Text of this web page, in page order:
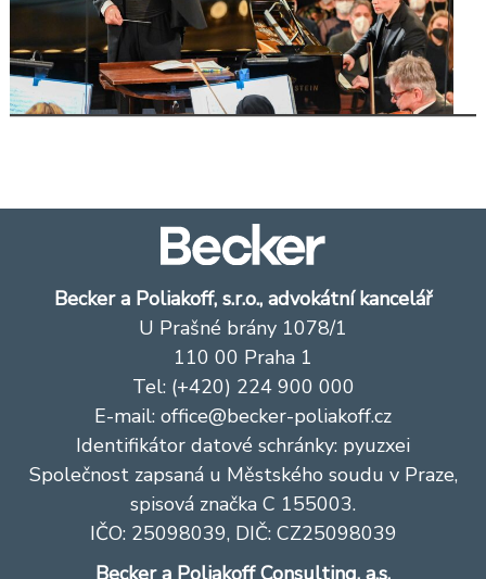
Becker a Poliakoff, s.r.o., advokátní kancelář
U Prašné brány 1078/1
110 00 Praha 1
Tel: (+420) 224 900 000
E-mail: office@becker-poliakoff.cz
Identifikátor datové schránky: pyuzxei
Společnost zapsaná u Městského soudu v Praze,
spisová značka C 155003.
IČO: 25098039, DIČ: CZ25098039
Becker a Poliakoff Consulting, a.s.